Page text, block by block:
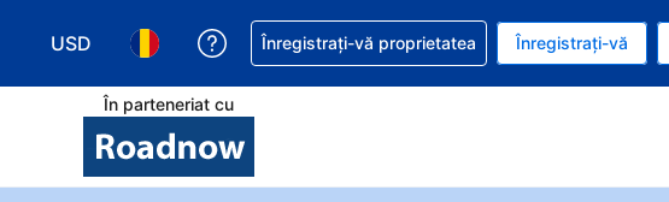
USD
Alegeţi moneda. Moneda actuală este Dolar american
Alegeți limba. Limba actuală este Română
Primiți asistență cu privire la rezervarea dvs.
Înregistrați-vă proprietatea Înregistrați-vă
În parteneriat cu